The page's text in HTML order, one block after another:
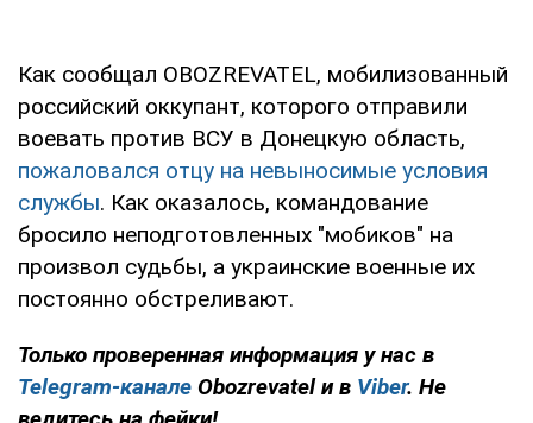
Как сообщал OBOZREVATEL, мобилизованный
российский оккупант, которого отправили
воевать против ВСУ в Донецкую область,
пожаловался отцу на невыносимые условия
службы. Как оказалось, командование
бросило неподготовленных "мобиков" на
произвол судьбы, а украинские военные их
постоянно обстреливают.
Только проверенная информация у нас в
Telegram-канале Obozrevatel и в Viber. Не